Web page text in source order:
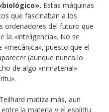
Estas máquinas
que fascinaban a los
ordenadores del futuro que
la «inteligencia». No se
puesto que el
(aunque nunca lo
de algo «inmaterial»
matiza más, aun
la materia y el espíritu